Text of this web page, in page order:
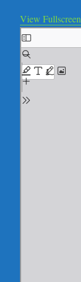
View Fullscreen
Skip
to
PDF
content